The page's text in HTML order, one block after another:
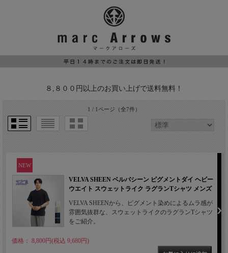
８,８００円以上のお買い上げで送料無料！
1 / 1ページ（全7件）
NEW
VELVA SHEEN ベルバシーン ピグメントダイ ヘビー
ウエイト スウェットライク ラグランTシャツ メンズ
VELVA SHEENから、ピグメント染めによるムラ感が
雰囲気抜群な、スウェットライクのラグランTシャツ
をご紹介。
価格： 8,800円(税込 9,680円)